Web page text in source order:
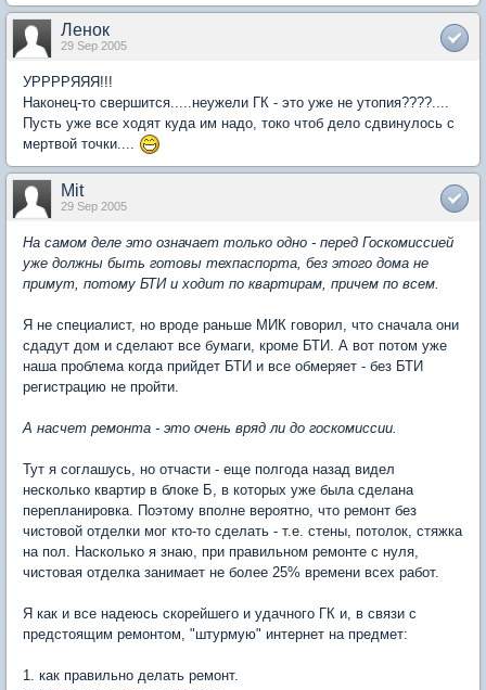
Ленок
29 Sep 2005
УРРРРЯЯЯ!!!
Наконец-то свершится.....неужели ГК - это уже не утопия????....
Пусть уже все ходят куда им надо, токо чтоб дело сдвинулось с
мертвой точки....
Mit
29 Sep 2005
На самом деле это означает только одно - перед Госкомиссией
уже должны быть готовы техпаспорта, без этого дома не
примут, потому БТИ и ходит по квартирам, причем по всем.
Я не специалист, но вроде раньше МИК говорил, что сначала они
сдадут дом и сделают все бумаги, кроме БТИ. А вот потом уже
наша проблема когда прийдет БТИ и все обмеряет - без БТИ
регистрацию не пройти.
А насчет ремонта - это очень вряд ли до госкомиссии.
Тут я соглашусь, но отчасти - еще полгода назад видел
несколько квартир в блоке Б, в которых уже была сделана
перепланировка. Поэтому вполне вероятно, что ремонт без
чистовой отделки мог кто-то сделать - т.е. стены, потолок, стяжка
на пол. Насколько я знаю, при правильном ремонте с нуля,
чистовая отделка занимает не более 25% времени всех работ.
Я как и все надеюсь скорейшего и удачного ГК и, в связи с
предстоящим ремонтом, "штурмую" интернет на предмет:
1. как правильно делать ремонт.